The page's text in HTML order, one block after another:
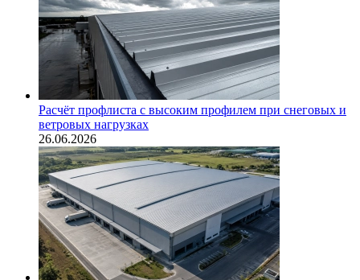
Расчёт профлиста с высоким профилем при снеговых и
ветровых нагрузках
26.06.2026